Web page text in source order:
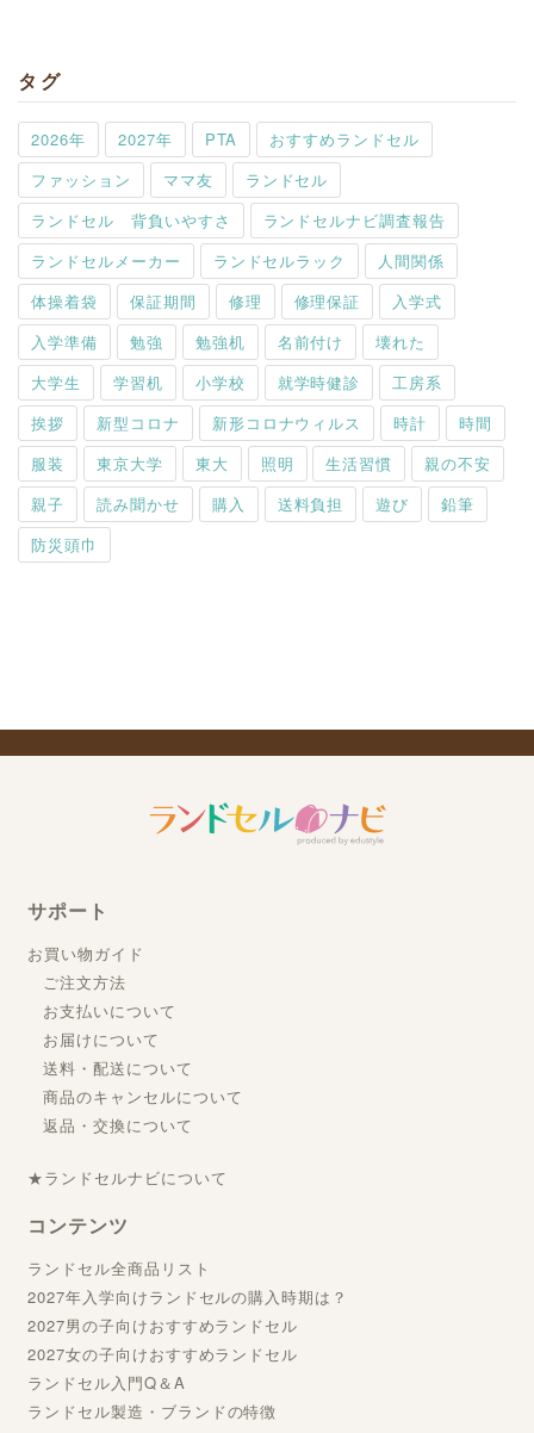
タグ
2026年 2027年 PTA
おすすめランドセル
ファッション
ママ友
ランドセル
ランドセル 背負いやすさ
ランドセルナビ調査報告
ランドセルメーカー
ランドセルラック
人間関係
体操着袋
保証期間 修理 修理保証
入学式
入学準備
勉強 勉強机 名前付け
壊れた
大学生
学習机 小学校 就学時健診
工房系
挨拶
新型コロナ 新形コロナウィルス 時計
時間
服装
東京大学 東大 照明 生活習慣
親の不安
親子
読み聞かせ 購入 送料負担 遊び
鉛筆
防災頭巾
サポート
お買い物ガイド
ご注文方法
お支払いについて
お届けについて
送料・配送について
商品のキャンセルについて
返品・交換について
★ランドセルナビについて
コンテンツ
ランドセル全商品リスト
2027年入学向けランドセルの購入時期は？
2027男の子向けおすすめランドセル
2027女の子向けおすすめランドセル
ランドセル入門Q＆A
ランドセル製造・ブランドの特徴